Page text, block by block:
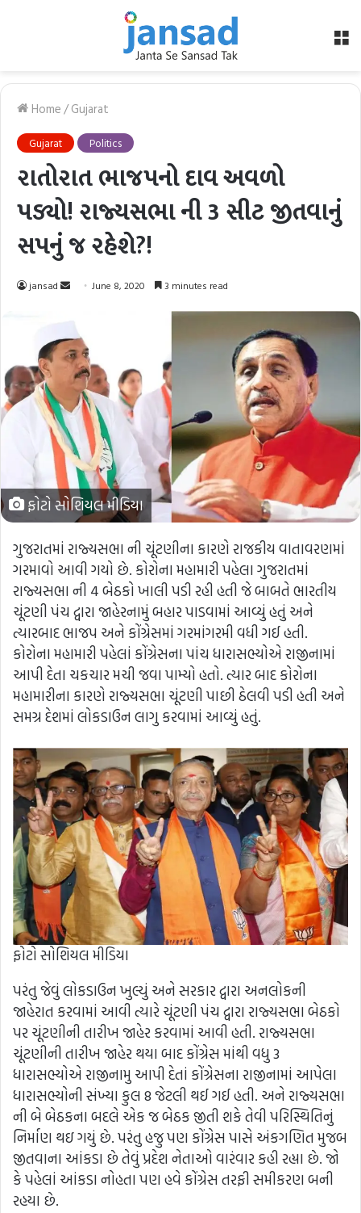
Home/Gujarat
Gujarat Politics
રાતોરાત ભાજપનો દાવ અવળો
પડ્યો! રાજ્યસભા ની 3 સીટ જીતવાનું
સપનું જ રહેશે?!
jansad
Send
email
June 8, 2020 3 minutes read
ફોટો સોશિયલ મીડિયા
ગુજરાતમાં રાજ્યસભા ની ચૂંટણીના કારણે રાજકીય વાતાવરણમાં
ગરમાવો આવી ગયો છે. કોરોના મહામારી પહેલા ગુજરાતમાં
રાજ્યસભા ની 4 બેઠકો ખાલી પડી રહી હતી જે બાબતે ભારતીય
ચૂંટણી પંચ દ્વારા જાહેરનામું બહાર પાડવામાં આવ્યું હતું અને
ત્યારબાદ ભાજપ અને કોંગ્રેસમાં ગરમાંગરમી વધી ગઈ હતી.
કોરોના મહામારી પહેલાં કોંગ્રેસના પાંચ ધારાસભ્યોએ રાજીનામાં
આપી દેતા ચકચાર મચી જવા પામ્યો હતો. ત્યાર બાદ કોરોના
મહામારીના કારણે રાજ્યસભા ચૂંટણી પાછી ઠેલવી પડી હતી અને
સમગ્ર દેશમાં લોકડાઉન લાગુ કરવામાં આવ્યું હતું.
ફોટો સોશિયલ મીડિયા
પરંતુ જેવું લોકડાઉન ખુલ્યું અને સરકાર દ્વારા અનલોકની
જાહેરાત કરવામાં આવી ત્યારે ચૂંટણી પંચ દ્વારા રાજ્યસભા બેઠકો
પર ચૂંટણીની તારીખ જાહેર કરવામાં આવી હતી. રાજ્યસભા
ચૂંટણીની તારીખ જાહેર થયા બાદ કોંગ્રેસ માંથી વધુ 3
ધારાસભ્યોએ રાજીનામુ આપી દેતાં કોંગ્રેસના રાજીનામાં આપેલા
ધારાસભ્યોની સંખ્યા કુલ 8 જેટલી થઈ ગઈ હતી. અને રાજ્યસભા
ની બે બેઠકના બદલે એક જ બેઠક જીતી શકે તેવી પરિસ્થિતિનું
નિર્માણ થઇ ગયું છે. પરંતુ હજુ પણ કોંગ્રેસ પાસે અંકગણિત મુજબ
જીતવાના આંકડા છે તેવું પ્રદેશ નેતાઓ વારંવાર કહી રહ્યા છે. જો
કે પહેલાં આંકડા નોહતા પણ હવે કોંગ્રેસ તરફી સમીકરણ બની
રહયા છે.